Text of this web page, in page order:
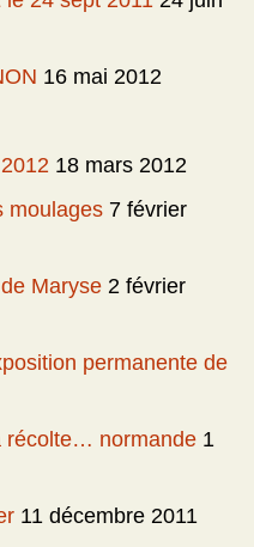
16 mai 2012
18 mars 2012
moulages 7 février
Maryse 2 février
permanente de
récolte… normande 1
11 décembre 2011